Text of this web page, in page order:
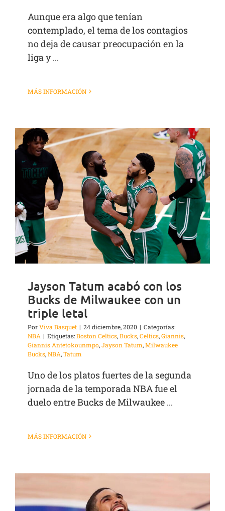
Aunque era algo que tenían
contemplado, el tema de los contagios
no deja de causar preocupación en la
liga y ...
MÁS INFORMACIÓN
Jayson Tatum acabó con los
Bucks de Milwaukee con un
triple letal
PorViva Basquet | 24 diciembre, 2020 | Categorías:
NBA | Etiquetas:Boston Celtics,Bucks,Celtics,Giannis,
Giannis Antetokounmpo,Jayson Tatum,Milwaukee
Bucks,NBA,Tatum
Uno de los platos fuertes de la segunda
jornada de la temporada NBA fue el
duelo entre Bucks de Milwaukee ...
MÁS INFORMACIÓN